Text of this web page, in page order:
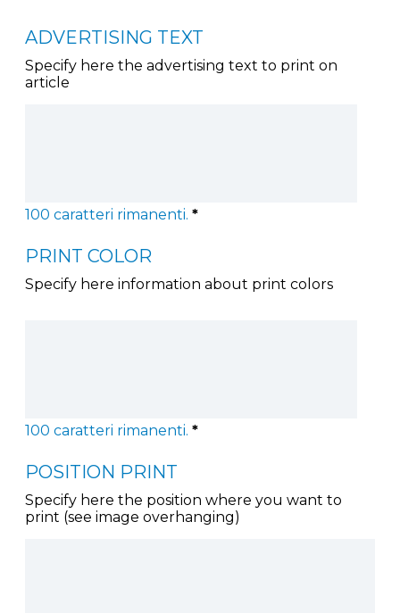
ADVERTISING TEXT
Specify here the advertising text to print on
article
100 caratteri rimanenti. *
PRINT COLOR
Specify here information about print colors
100 caratteri rimanenti. *
POSITION PRINT
Specify here the position where you want to
print (see image overhanging)